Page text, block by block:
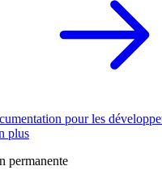
pour les
plus
permanente